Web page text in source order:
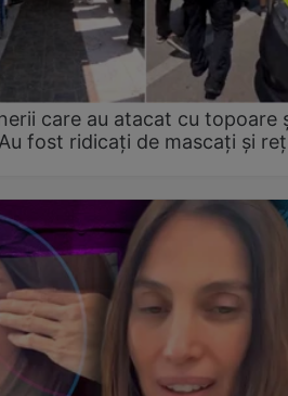
care au atacat cu topoare
fost ridicați de mascați și